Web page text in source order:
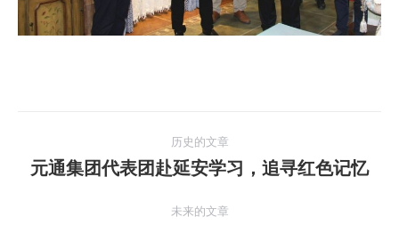
章
历史的文章
历
的
元通集团代表团赴延安学习，追寻红色记忆
未来的文章